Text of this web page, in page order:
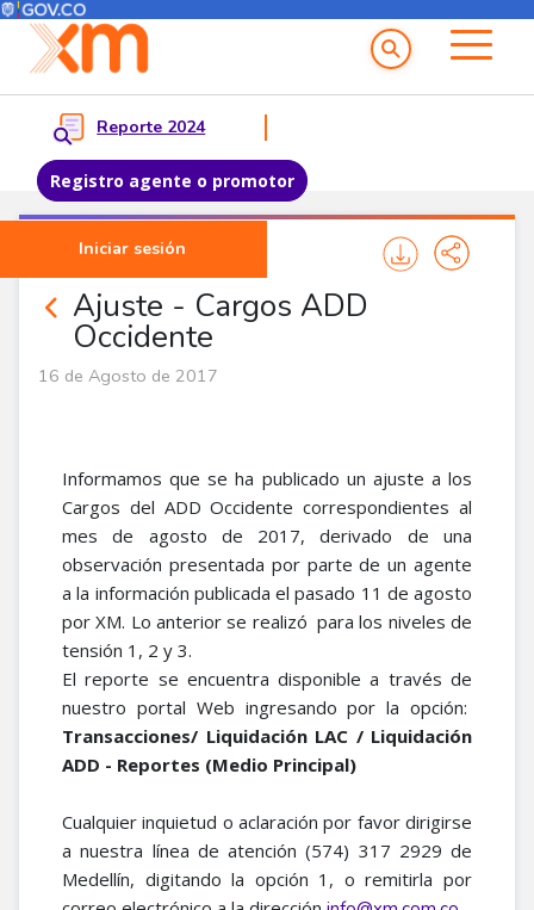
Pasar al contenido principal
Menú del Usuario
Reporte 2024
Registro agente o promotor
Iniciar sesión
Menu principal
Ajuste - Cargos ADD
Occidente
Noticias Agentes
16 de Agosto de 2017
Informamos que se ha publicado un ajuste a los
Cargos del ADD Occidente correspondientes al
mes de agosto de 2017, derivado de una
observación presentada por parte de un agente
a la información publicada el pasado 11 de agosto
por XM. Lo anterior se realizó para los niveles de
tensión 1, 2 y 3.
El reporte se encuentra disponible a través de
nuestro portal Web ingresando por la opción:
Transacciones/ Liquidación LAC / Liquidación
ADD - Reportes (Medio Principal)
Cualquier inquietud o aclaración por favor dirigirse
a nuestra línea de atención (574) 317 2929 de
Medellín, digitando la opción 1, o remitirla por